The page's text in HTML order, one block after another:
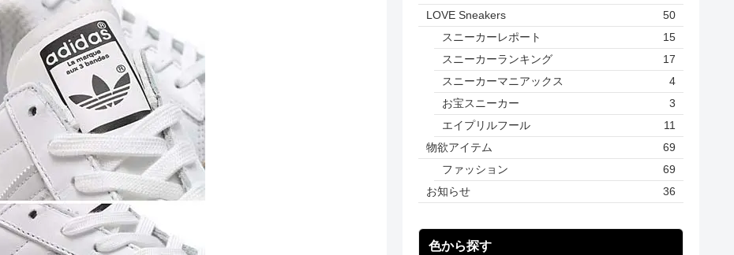
LOVE Sneakers
50
スニーカーレポート
15
スニーカーランキング
17
スニーカーマニアックス
4
お宝スニーカー
3
エイプリルフール
11
物欲アイテム
69
ファッション
69
お知らせ
36
色から探す